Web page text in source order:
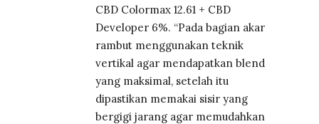
CBD Colormax 12.61 + CBD
Developer 6%. “Pada bagian akar
rambut menggunakan teknik
vertikal agar mendapatkan blend
yang maksimal, setelah itu
dipastikan memakai sisir yang
bergigi jarang agar memudahkan